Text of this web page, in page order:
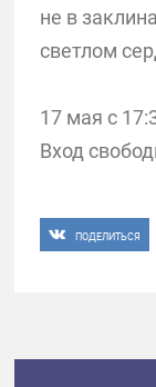
не в
светлом
17 мая с
Вход
ПОДЕЛИТЬСЯ